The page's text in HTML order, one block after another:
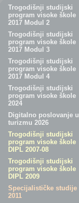
Trogodišnji studijski
program visoke škole
2017 Modul 2
Trogodišnji studijski
program visoke škole
2017 Modul 3
Trogodišnji studijski
program visoke škole
2017 Modul 4
Trogodišnji studijski
program visoke škole
2024
Digitalno poslovanje u
turizmu 2026
Trogodišnji studijski
program visoke škole
DIPL 2007-08
Trogodišnji studijski
program visoke škole
DIPL 2009
Specijalističke studije
2011